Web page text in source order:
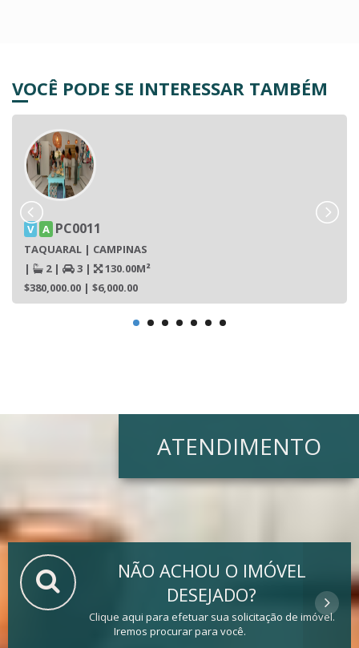
VOCÊ PODE SE INTERESSAR TAMBÉM
V A PC0011
TAQUARAL | CAMPINAS
|
2 | 3 |
130.00M²
$380,000.00 | $6,000.00
ATENDIMENTO
NÃO ACHOU O IMÓVEL
DESEJADO?
Clique aqui para efetuar sua solicitação de imóvel.
Iremos procurar para você.